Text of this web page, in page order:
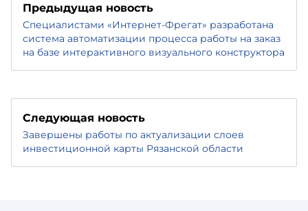
Предыдущая новость
Специалистами «Интернет-Фрегат» разработана
система автоматизации процесса работы на заказ
на базе интерактивного визуального конструктора
Следующая новость
Завершены работы по актуализации слоев
инвестиционной карты Рязанской области